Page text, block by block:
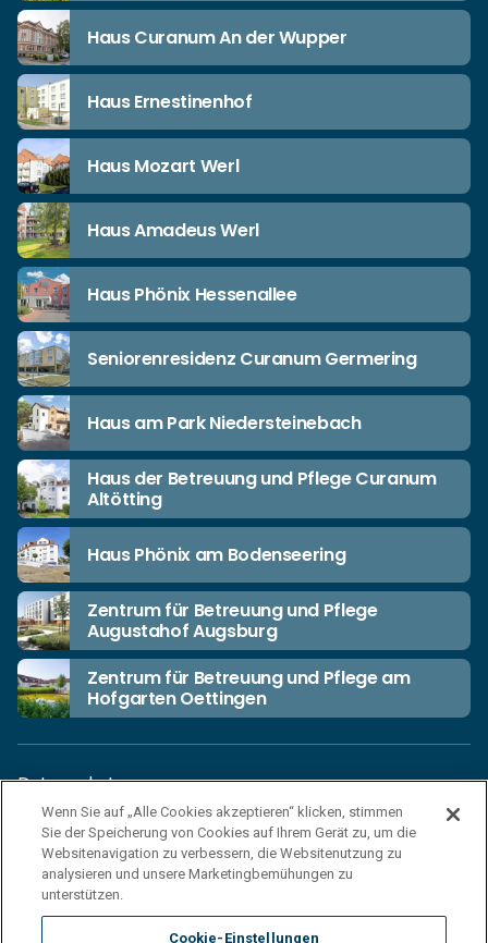
Haus Curanum An der Wupper
Haus Ernestinenhof
Haus Mozart Werl
Haus Amadeus Werl
Haus Phönix Hessenallee
Seniorenresidenz Curanum Germering
Haus am Park Niedersteinebach
Haus der Betreuung und Pflege Curanum
Altötting
Haus Phönix am Bodenseering
Zentrum für Betreuung und Pflege
Augustahof Augsburg
Zentrum für Betreuung und Pflege am
Hofgarten Oettingen
Datenschutz
Unsere Netiquette
Einkaufsbedingungen
Haftungsausschluss
Impressum
Wenn Sie auf „Alle Cookies akzeptieren“ klicken, stimmen
Sie der Speicherung von Cookies auf Ihrem Gerät zu, um die
Websitenavigation zu verbessern, die Websitenutzung zu
analysieren und unsere Marketingbemühungen zu
unterstützen.
Cookie-Einstellungen